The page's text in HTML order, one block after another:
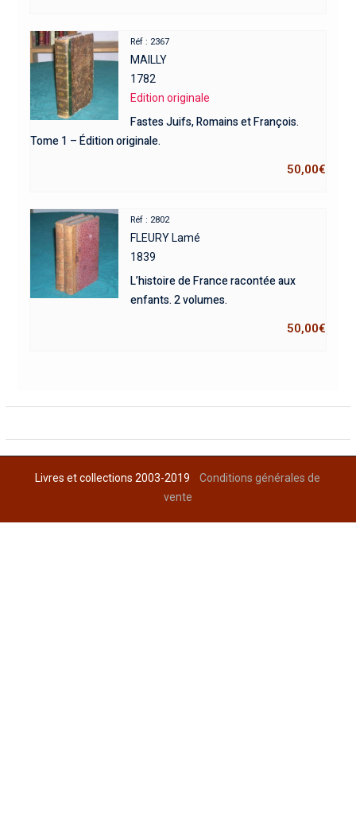
Réf : 2367
MAILLY
1782
Edition originale
Fastes Juifs, Romains et François.
Tome 1 – Édition originale.
50,00€
Réf : 2802
FLEURY Lamé
1839
L’histoire de France racontée aux
enfants. 2 volumes.
50,00€
Livres et collections 2003-2019Conditions générales de
vente